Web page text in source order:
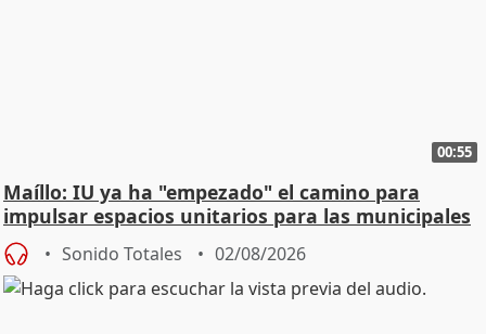
00:55
Maíllo: IU ya ha "empezado" el camino para
impulsar espacios unitarios para las municipales
Sonido Totales 02/08/2026